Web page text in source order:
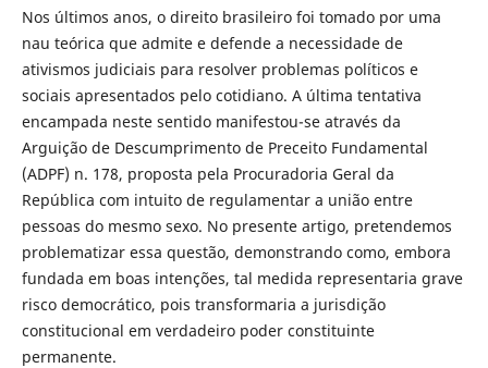
Nos últimos anos, o direito brasileiro foi tomado por uma
nau teórica que admite e defende a necessidade de
ativismos judiciais para resolver problemas políticos e
sociais apresentados pelo cotidiano. A última tentativa
encampada neste sentido manifestou-se através da
Arguição de Descumprimento de Preceito Fundamental
(ADPF) n. 178, proposta pela Procuradoria Geral da
República com intuito de regulamentar a união entre
pessoas do mesmo sexo. No presente artigo, pretendemos
problematizar essa questão, demonstrando como, embora
fundada em boas intenções, tal medida representaria grave
risco democrático, pois transformaria a jurisdição
constitucional em verdadeiro poder constituinte
permanente.